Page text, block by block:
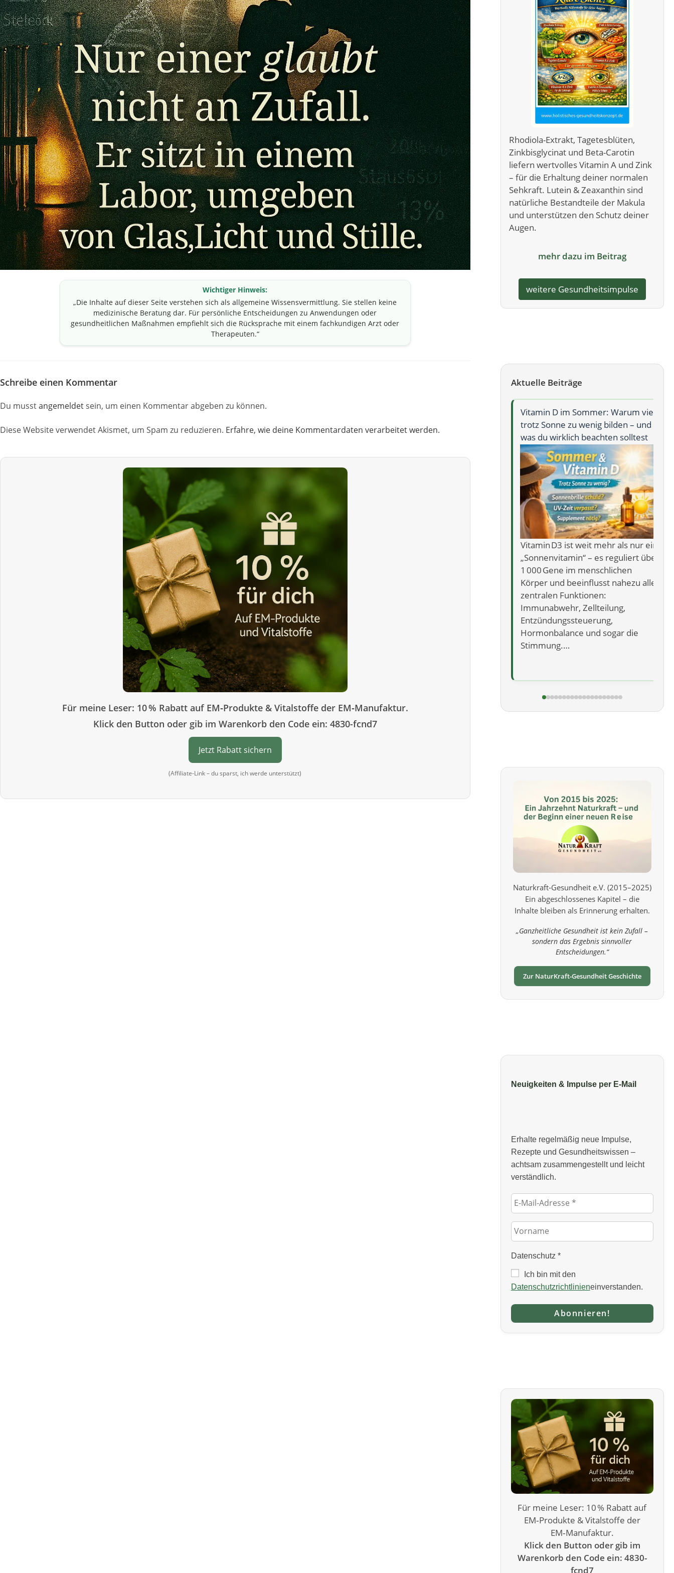
Wichtiger Hinweis:
„Die Inhalte auf dieser Seite verstehen sich als allgemeine Wissensvermittlung. Sie stellen keine
medizinische Beratung dar. Für persönliche Entscheidungen zu Anwendungen oder
gesundheitlichen Maßnahmen empfiehlt sich die Rücksprache mit einem fachkundigen Arzt oder
Therapeuten.“
Schreibe einen Kommentar
Du musstangemeldetsein, um einen Kommentar abgeben zu können.
Diese Website verwendet Akismet, um Spam zu reduzieren. Erfahre, wie deine Kommentardaten verarbeitet werden.
Für meine Leser: 10 % Rabatt auf EM‑Produkte & Vitalstoffe der EM‑Manufaktur.
Klick den Button oder gib im Warenkorb den Code ein: 4830-fcnd7
Jetzt Rabatt sichern
(Affiliate-Link – du sparst, ich werde unterstützt)
Rhodiola-Extrakt, Tagetesblüten,
Zinkbisglycinat und Beta-Carotin
liefern wertvolles Vitamin A und Zink
– für die Erhaltung deiner normalen
Sehkraft. Lutein & Zeaxanthin sind
natürliche Bestandteile der Makula
und unterstützen den Schutz deiner
Augen.
mehr dazu im Beitrag
weitere Gesundheitsimpulse
Aktuelle Beiträge
Vitamin D im Sommer: Warum viele
trotz Sonne zu wenig bilden – und
was du wirklich beachten solltest
Vitamin D3 ist weit mehr als nur ein
„Sonnenvitamin“ – es reguliert über
1 000 Gene im menschlichen
Körper und beeinflusst nahezu alle
zentralen Funktionen:
Immunabwehr, Zellteilung,
Entzündungssteuerung,
Hormonbalance und sogar die
Stimmung.…
Naturkraft‑Gesundheit e.V. (2015–2025)
Ein abgeschlossenes Kapitel – die
Inhalte bleiben als Erinnerung erhalten.
„Ganzheitliche Gesundheit ist kein Zufall –
sondern das Ergebnis sinnvoller
Entscheidungen.“
Zur NaturKraft‑Gesundheit Geschichte
Neuigkeiten & Impulse per E‑Mail
Erhalte regelmäßig neue Impulse,
Rezepte und Gesundheitswissen –
achtsam zusammengestellt und leicht
verständlich.
Datenschutz *
Ich bin mit den
Datenschutzrichtlinieneinverstanden.
Für meine Leser: 10 % Rabatt auf
EM‑Produkte & Vitalstoffe der
EM‑Manufaktur.
Klick den Button oder gib im
Warenkorb den Code ein: 4830-
fcnd7